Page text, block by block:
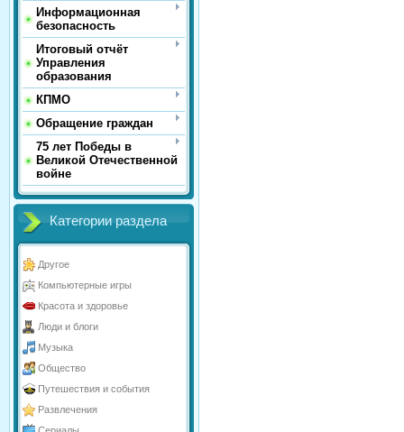
Информационная
безопасность
Итоговый отчёт
Управления
образования
КПМО
Обращение граждан
75 лет Победы в
Великой Отечественной
войне
Категории раздела
Другое
Компьютерные игры
Красота и здоровье
Люди и блоги
Музыка
Общество
Путешествия и события
Развлечения